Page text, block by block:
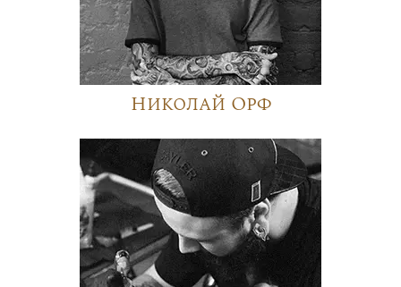
Николай Орф